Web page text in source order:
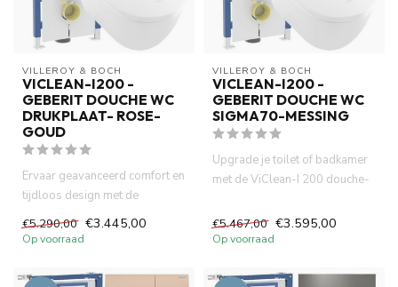
VILLEROY & BOCH
VICLEAN-I200 -
GEBERIT DOUCHE WC
DRUKPLAAT- ROSE-
GOUD
Ervaar geavanceerd comfort en
tijdloos design met de
ViClean-I 200 douche-wc van...
€5.290,00 €3.445,00
Op voorraad
VILLEROY & BOCH
VICLEAN-I200 -
GEBERIT DOUCHE WC
SIGMA70-MESSING
Upgrade je toilet of badkamer
met de ViClean-I 200 douche-
€5.467,00 €3.595,00
Op voorraad